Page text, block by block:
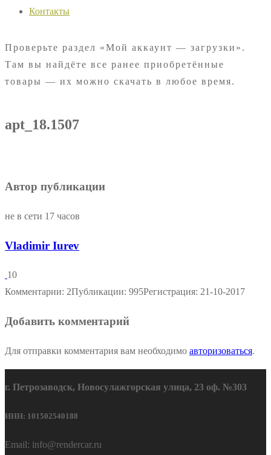
Контакты
Проверьте раздел «Мой аккаунт — загрузки».
Там вы найдёте все ранее приобретённые
товары — их можно скачать в любое время.
apt_18.1507
Автор публикации
не в сети 17 часов
Vladimir Iurev
10
Комментарии: 2Публикации: 995Регистрация: 21-10-2017
Добавить комментарий
Для отправки комментария вам необходимо авторизоваться.
г. Петрозаводск, Новосулажгорская улица, 23 оф. №303
ИНН: 101502540188
Email: info@rendercar.ru